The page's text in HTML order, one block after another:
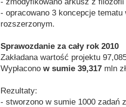
- opracowano 3 koncepcje
rozszerzonym.
Sprawozdanie za cały rok 2010
Zakładana wartość projektu
Wypłacono w sumie 39,317 mln zł
Rezultaty:
- stworzono w sumie 1000 zadań